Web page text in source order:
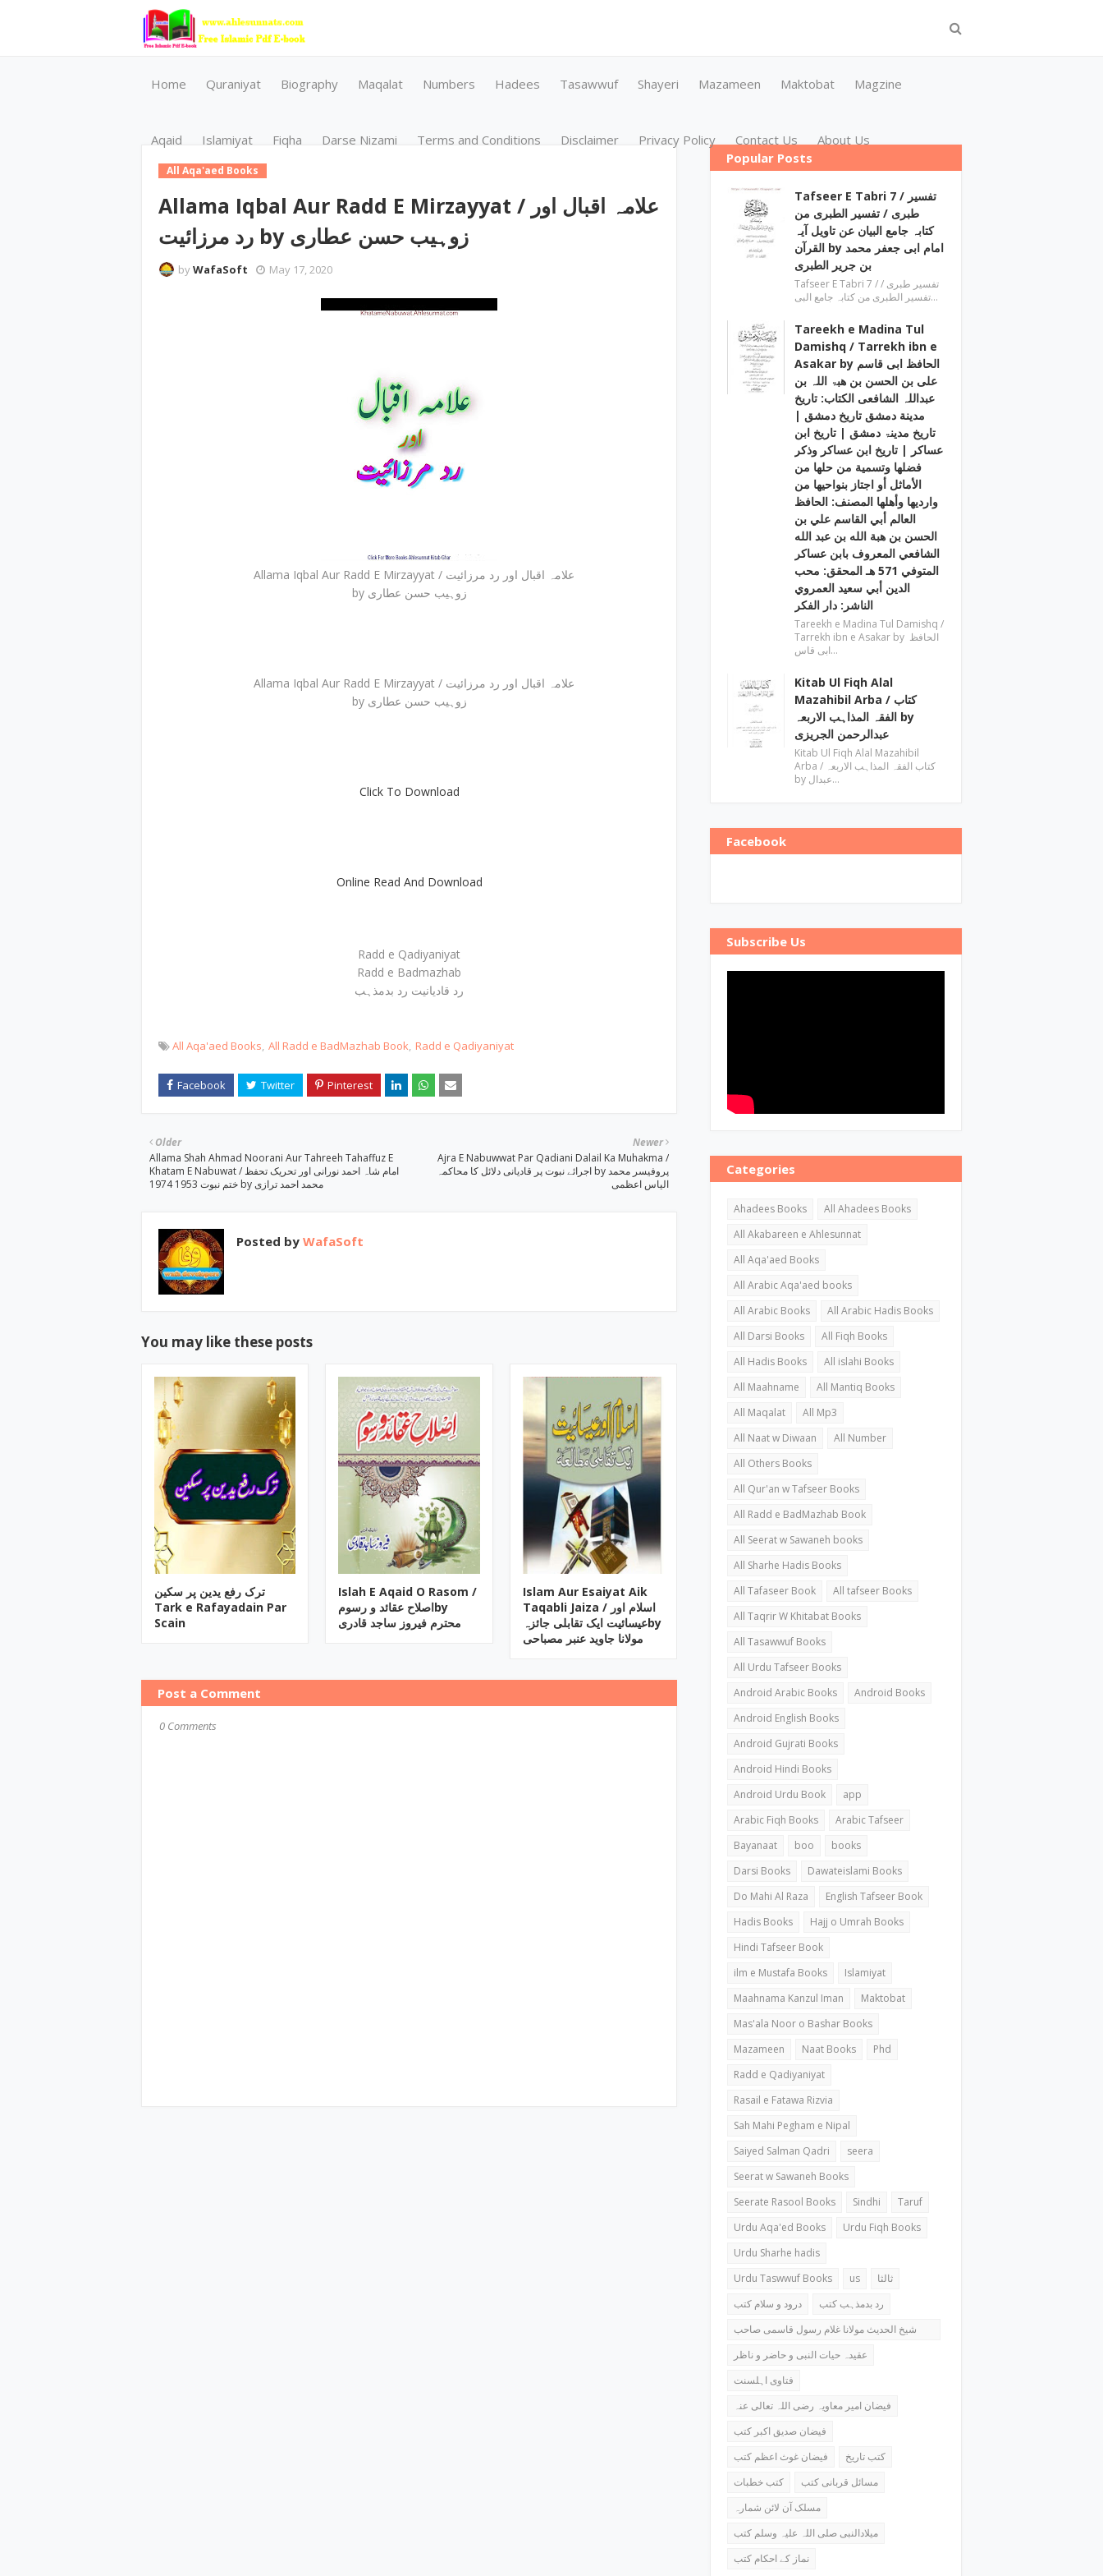
Home Quraniyat Biography Maqalat Numbers Hadees Tasawwuf Shayeri Mazameen Maktobat Magzine
Aqaid Islamiyat Fiqha Darse Nizami Terms and Conditions Disclaimer Privacy Policy Contact Us About Us
All Aqa'aed Books
Allama Iqbal Aur Radd E Mirzayyat / علامہ اقبال اور
رد مرزائیت by زوہیب حسن عطاری
byWafaSoft May 17, 2020
Allama Iqbal Aur Radd E Mirzayyat / علامہ اقبال اور رد مرزائیت
by زوہیب حسن عطاری
Allama Iqbal Aur Radd E Mirzayyat / علامہ اقبال اور رد مرزائیت
by زوہیب حسن عطاری
Click To Download
Online Read And Download
Radd e Qadiyaniyat
Radd e Badmazhab
رد قادیانیت رد بدمذہب
All Aqa'aed Books All Radd e BadMazhab Book Radd e Qadiyaniyat
Newer
Ajra E Nabuwwat Par Qadiani Dalail Ka Muhakma /
اجرائے نبوت پر قادیانی دلائل کا محاکمہ by پروفیسر محمد
الیاس اعظمی
Older
Allama Shah Ahmad Noorani Aur Tahreeh Tahaffuz E
Khatam E Nabuwat / امام شاہ احمد نورانی اور تحریک تحفظ
ختم نبوت 1953 1974 by محمد احمد ترازی
Posted by WafaSoft
You may like these posts
ترک رفع یدین پر سکین
Tark e Rafayadain Par
Scain
Islah E Aqaid O Rasom /
اصلاح عقائد و رسومby
محترم فیروز ساجد قادری
Islam Aur Esaiyat Aik
Taqabli Jaiza / اسلام اور
عیسائیت ایک تقابلی جائزہby
مولانا جاوید عنبر مصباحی
Post a Comment
0 Comments
Popular Posts
Tafseer E Tabri 7 / تفسیر
طبری / تفسیر الطبری من
کتابہ جامع البیان عن تاویل آیہ
القرآن by امام ابی جعفر محمد
بن جریر الطبری
Tafseer E Tabri 7 / تفسیر طبری /
تفسیر الطبری من کتابہ جامع البی…
Tareekh e Madina Tul
Damishq / Tarrekh ibn e
Asakar by الحافظ ابی قاسم
علی بن الحسن بن ھبۃ اللہ بن
عبداللہ الشافعی الكتاب: تاريخ
مدينة دمشق تاريخ دمشق |
تاریخ مدینۃ دمشق | تاریخ ابن
عساکر | تاريخ ابن عساكر وذكر
فضلها وتسمية من حلها من
الأماثل أو اجتاز بنواحيها من
وارديها وأهلها المصنف: الحافظ
العالم أبي القاسم علي بن
الحسن بن هبة الله بن عبد الله
الشافعي المعروف بابن عساكر
المتوفي 571 هـ المحقق: محب
الدين أبي سعيد العمروي
الناشر: دار الفكر
Tareekh e Madina Tul Damishq /
Tarrekh ibn e Asakar by الحافظ
ابی قاس…
Kitab Ul Fiqh Alal
Mazahibil Arba / کتاب
الفقہ المذاہب الاربعہ by
عبدالرحمن الجریزی
Kitab Ul Fiqh Alal Mazahibil
Arba / کتاب الفقہ المذاہب الاربعہ
by عبدال…
Facebook
Subscribe Us
Categories
Ahadees Books
All Ahadees Books
All Akabareen e Ahlesunnat
All Aqa'aed Books
All Arabic Aqa'aed books
All Arabic Books
All Arabic Hadis Books
All Darsi Books
All Fiqh Books
All Hadis Books
All islahi Books
All Maahname
All Mantiq Books
All Maqalat
All Mp3
All Naat w Diwaan
All Number
All Others Books
All Qur'an w Tafseer Books
All Radd e BadMazhab Book
All Seerat w Sawaneh books
All Sharhe Hadis Books
All Tafaseer Book
All tafseer Books
All Taqrir W Khitabat Books
All Tasawwuf Books
All Urdu Tafseer Books
Android Arabic Books
Android Books
Android English Books
Android Gujrati Books
Android Hindi Books
Android Urdu Book
app
Arabic Fiqh Books
Arabic Tafseer
Bayanaat
boo
books
Darsi Books
Dawateislami Books
Do Mahi Al Raza
English Tafseer Book
Hadis Books
Hajj o Umrah Books
Hindi Tafseer Book
ilm e Mustafa Books
Islamiyat
Maahnama Kanzul Iman
Maktobat
Mas'ala Noor o Bashar Books
Mazameen
Naat Books
Phd
Radd e Qadiyaniyat
Rasail e Fatawa Rizvia
Sah Mahi Pegham e Nipal
Saiyed Salman Qadri
seera
Seerat w Sawaneh Books
Seerate Rasool Books
Sindhi
Taruf
Urdu Aqa'ed Books
Urdu Fiqh Books
Urdu Sharhe hadis
Urdu Taswwuf Books
us
ثالثا
درود و سلام کتب
رد بدمذہب کتب
شیخ الحدیث مولانا غلام رسول قاسمی صاحب
کتب
عقیدہ حیات النبی و حاضر و ناظر
فتاوی اہلسنت
فیضان امیر معاویہ رضی اللہ تعالی عنہ
فیضان صدیق اکبر کتب
فیضان غوث اعظم کتب
کتب تاریخ
کتب خطبات
مسائل قربانی کتب
مسلک آن لائن شمارہ
میلادالنبی صلی اللہ علیہ وسلم کتب
نماز کے احکام کتب